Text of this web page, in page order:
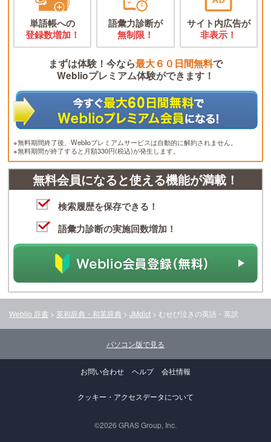
単語帳への
登録数増加！
語彙力診断が
無制限！
サイト内広告が
非表示！
まずは体験！今なら最大６０日間無料で
Weblioプレミアム体験ができます！
※無料期間終了後、Weblioプレミアムサービスは自動的に解約されません。
※無料期間が終了すると月額330円(税込)が発生します。
無料会員になると使える機能が満載！
検索履歴を保存できる！
語彙力診断の実施回数増加！
Weblio 辞書 > 英和辞典・和英辞典 > JMdict > むせび泣きの英語・英訳
パソコン版で見る
お問い合わせ ヘルプ 会社情報
クッキー・アクセスデータについて
©2026 GRAS Group, Inc.